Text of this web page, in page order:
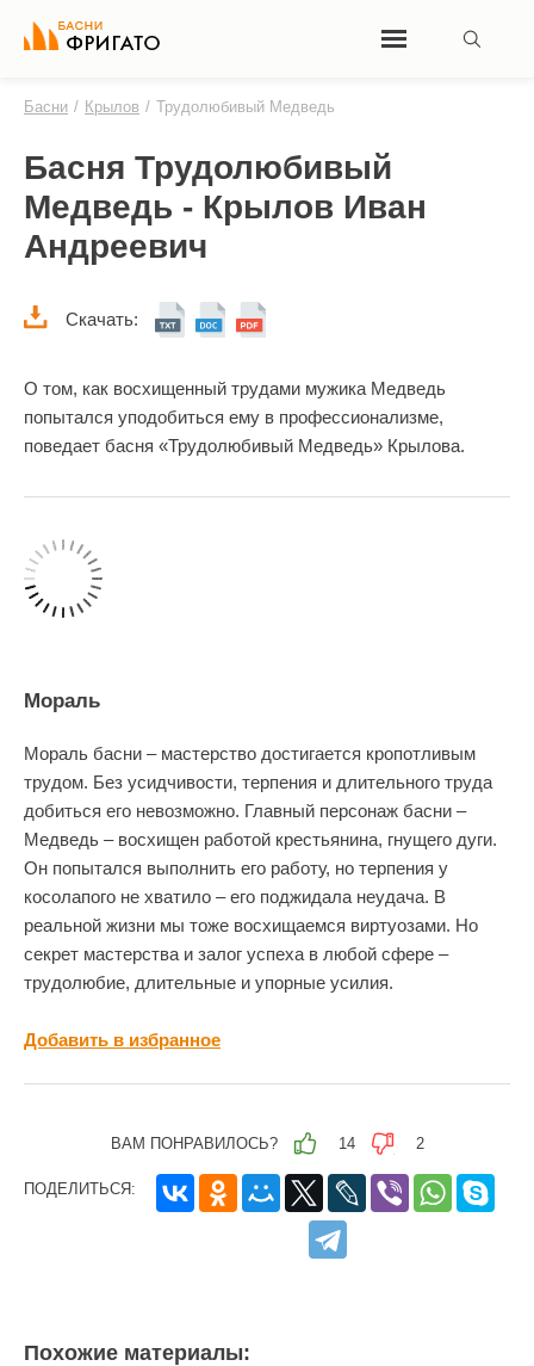
Басни / Крылов / Трудолюбивый Медведь
Басня Трудолюбивый
Медведь - Крылов Иван
Андреевич
Скачать:
О том, как восхищенный трудами мужика Медведь
попытался уподобиться ему в профессионализме,
поведает басня «Трудолюбивый Медведь» Крылова.
Мораль
Мораль басни – мастерство достигается кропотливым
трудом. Без усидчивости, терпения и длительного труда
добиться его невозможно. Главный персонаж басни –
Медведь – восхищен работой крестьянина, гнущего дуги.
Он попытался выполнить его работу, но терпения у
косолапого не хватило – его поджидала неудача. В
реальной жизни мы тоже восхищаемся виртуозами. Но
секрет мастерства и залог успеха в любой сфере –
трудолюбие, длительные и упорные усилия.
Добавить в избранное
ВАМ ПОНРАВИЛОСЬ? 14 2
ПОДЕЛИТЬСЯ:
Похожие материалы: